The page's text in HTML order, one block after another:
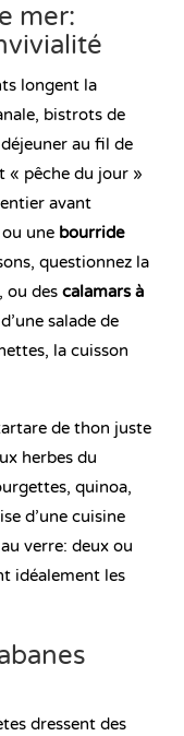
mer:
longent la
bistrots de
au fil de
« pêche du jour »
avant
une bourride
questionnez la
ou des calamars à
salade de
la cuisson
de thon juste
herbes du
quinoa,
d’une cuisine
verre: deux ou
idéalement les
dressent des